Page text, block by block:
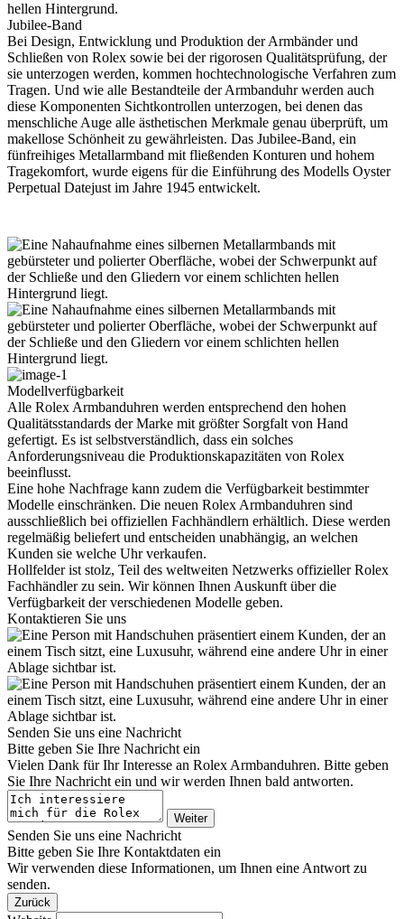
Jubilee-Band
Bei Design, Entwicklung und Produktion der Armbänder und
Schließen von Rolex sowie bei der rigorosen Qualitätsprüfung, der
sie unterzogen werden, kommen hoch­technologische Verfahren zum
Tragen. Und wie alle Bestandteile der Armbanduhr werden auch
diese Komponenten Sichtkontrollen unterzogen, bei denen das
menschliche Auge alle ästhetischen Merkmale genau überprüft, um
makellose Schönheit zu gewährleisten. Das Jubilee-Band, ein
fünfreihiges Metallarmband mit fließenden Konturen und hohem
Tragekomfort, wurde eigens für die Einführung des Modells Oyster
Perpetual Datejust im Jahre 1945 entwickelt.
Modellverfügbarkeit
Alle Rolex Armbanduhren werden entsprechend den hohen
Qualitätsstandards der Marke mit größter Sorgfalt von Hand
gefertigt. Es ist selbstverständlich, dass ein solches
Anforderungsniveau die Produktions­kapazitäten von Rolex
beeinflusst.
Eine hohe Nachfrage kann zudem die Verfügbarkeit bestimmter
Modelle einschränken. Die neuen Rolex Armbanduhren sind
ausschließlich bei offiziellen Fachhändlern erhältlich. Diese werden
regelmäßig beliefert und entscheiden unabhängig, an welchen
Kunden sie welche Uhr verkaufen.
Hollfelderist stolz, Teil des weltweiten Netzwerks offiziellerRolex
Fachhändler zu sein. Wir können Ihnen Auskunft über die
Verfügbarkeit der verschiedenen Modelle geben.
Kontaktieren Sie uns
Senden Sie uns eine Nachricht
Bitte geben Sie Ihre Nachricht ein
Vielen Dank für Ihr Interesse an Rolex Armbanduhren. Bitte geben
Sie Ihre Nachricht ein und wir werden Ihnen bald antworten.
Weiter
Senden Sie uns eine Nachricht
Bitte geben Sie Ihre Kontaktdaten ein
Wir verwenden diese Informationen, um Ihnen eine Antwort zu
senden.
Zurück